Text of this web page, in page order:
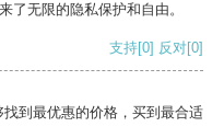
了无限的隐私保护和自由。
支持[0] 反对[0]
到最优惠的价格，买到最合适